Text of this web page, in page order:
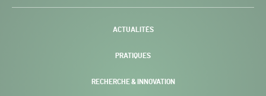
-
ACTUALITÉS
PRATIQUES
RECHERCHE & INNOVATION